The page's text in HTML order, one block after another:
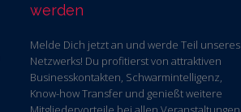
werden
Melde Dich jetzt an und werde Teil unseres
Netzwerks! Du profitierst von attraktiven
Businesskontakten, Schwarmintelligenz,
Know-how Transfer und genießt weitere